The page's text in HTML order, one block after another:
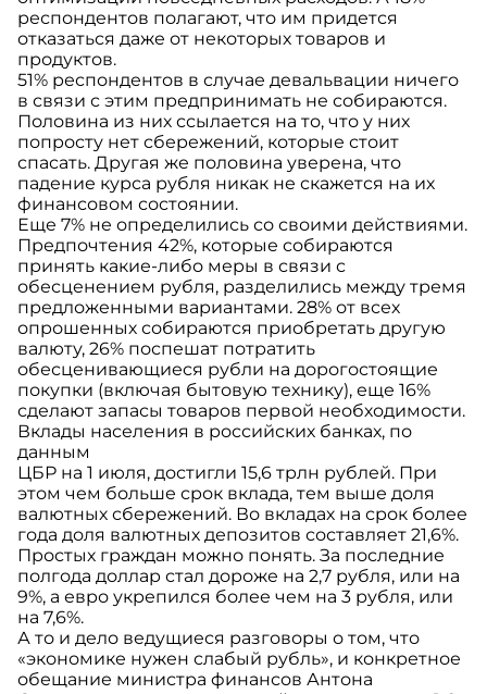
респондентов полагают, что им придется
отказаться даже от некоторых товаров и
продуктов.
51% респондентов в случае девальвации ничего
в связи с этим предпринимать не собираются.
Половина из них ссылается на то, что у них
попросту нет сбережений, которые стоит
спасать. Другая же половина уверена, что
падение курса рубля никак не скажется на их
финансовом состоянии.
Еще 7% не определились со своими действиями.
Предпочтения 42%, которые собираются
принять какие-либо меры в связи с
обесценением рубля, разделились между тремя
предложенными вариантами. 28% от всех
опрошенных собираются приобретать другую
валюту, 26% поспешат потратить
обесценивающиеся рубли на дорогостоящие
покупки (включая бытовую технику), еще 16%
сделают запасы товаров первой необходимости.
Вклады населения в российских банках, по
данным
ЦБР на 1 июля, достигли 15,6 трлн рублей. При
этом чем больше срок вклада, тем выше доля
валютных сбережений. Во вкладах на срок более
года доля валютных депозитов составляет 21,6%.
Простых граждан можно понять. За последние
полгода доллар стал дороже на 2,7 рубля, или на
9%, а евро укрепился более чем на 3 рубля, или
на 7,6%.
А то и дело ведущиеся разговоры о том, что
«экономике нужен слабый рубль», и конкретное
обещание министра финансов Антона